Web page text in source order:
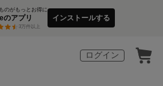
のがもっとお得に
のアプリ
3万件以上
インストールする
ログイン